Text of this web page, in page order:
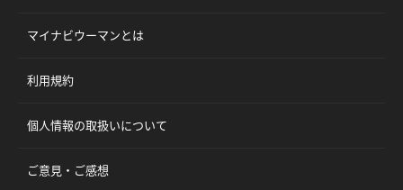
マイナビウーマンとは
利用規約
個人情報の取扱いについて
ご意見・ご感想